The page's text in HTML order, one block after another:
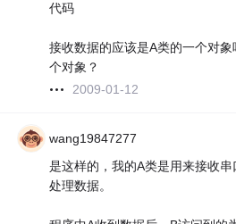
代码
接收数据的应该是A类的一个对
个对象？
2009-01-12
wang19847277
是这样的，我的A类是用来接收
处理数据。